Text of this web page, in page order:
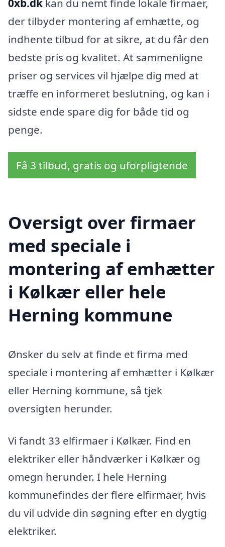
der tilbyder montering af emhætte, og
indhente tilbud for at sikre, at du får den
bedste pris og kvalitet. At sammenligne
priser og services vil hjælpe dig med at
træffe en informeret beslutning, og kan i
sidste ende spare dig for både tid og
penge.
Få 3 tilbud, gratis og uforpligtende
Oversigt over firmaer
med speciale i
montering af emhætter
i Kølkær eller hele
Herning kommune
Ønsker du selv at finde et firma med
speciale i montering af emhætter i Kølkær
eller Herning kommune, så tjek
oversigten herunder.
Vi fandt 33 elfirmaer i Kølkær. Find en
elektriker eller håndværker i Kølkær og
omegn herunder. I hele Herning
kommunefindes der flere elfirmaer, hvis
du vil udvide din søgning efter en dygtig
elektriker.